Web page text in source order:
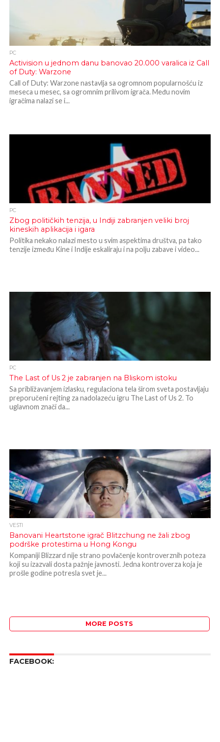
PC
Activision u jednom danu banovao 20.000 varalica iz Call
of Duty: Warzone
Call of Duty: Warzone nastavlja sa ogromnom popularnošću iz
meseca u mesec, sa ogromnim prilivom igrača. Među novim
igračima nalazi se i...
PC
Zbog političkih tenzija, u Indiji zabranjen veliki broj
kineskih aplikacija i igara
Politika nekako nalazi mesto u svim aspektima društva, pa tako
tenzije između Kine i Indije eskaliraju i na polju zabave i video...
PC
The Last of Us 2 je zabranjen na Bliskom istoku
Sa približavanjem izlasku, regulaciona tela širom sveta postavljaju
preporučeni rejting za nadolazeću igru The Last of Us 2. To
uglavnom znači da...
VESTI
Banovani Heartstone igrač Blitzchung ne žali zbog
podrške protestima u Hong Kongu
Kompaniji Blizzard nije strano povlačenje kontroverznih poteza
koji su izazvali dosta pažnje javnosti. Jedna kontroverza koja je
prošle godine potresla svet je...
MORE POSTS
FACEBOOK: